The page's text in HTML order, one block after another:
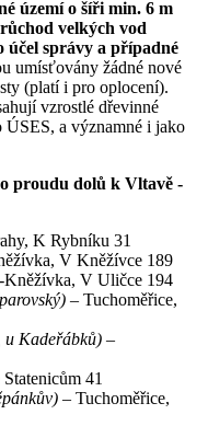
území o šíři min. 6 m
velkých vod
správy a případné
umísťovány žádné nové
(platí i pro oplocení).
vzrostlé dřevinné
ÚSES, a významné i jako
proudu dolů k Vltavě -
K Rybníku 31
V Kněžívce 189
Kněžívka, V Uličce 194
– Tuchoměřice,
u Kadeřábků) –
41
– Tuchoměřice,